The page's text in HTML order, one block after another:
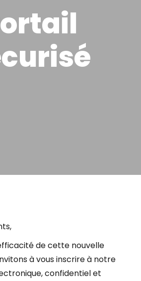
de cette nouvelle
à vous inscrire à notre
confidentiel et